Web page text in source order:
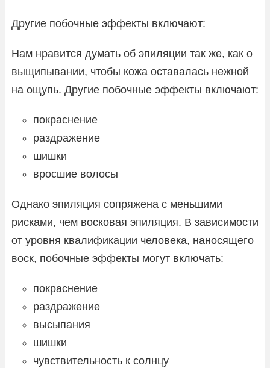
Другие побочные эффекты включают:
Нам нравится думать об эпиляции так же, как о
выщипывании, чтобы кожа оставалась нежной
на ощупь. Другие побочные эффекты включают:
покраснение
раздражение
шишки
вросшие волосы
Однако эпиляция сопряжена с меньшими
рисками, чем восковая эпиляция. В зависимости
от уровня квалификации человека, наносящего
воск, побочные эффекты могут включать:
покраснение
раздражение
высыпания
шишки
чувствительность к солнцу